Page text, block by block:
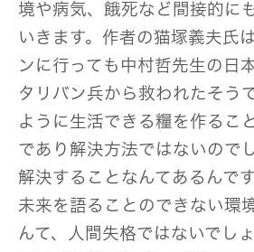
境や病気、餓死など間接的に
いきます。作者の猫塚義夫氏
ンに行っても中村哲先生の日
タリバン兵から救われたそう
ように生活できる糧を作るこ
であり解決方法ではないので
解決することなんてあるんで
未来を語ることのできない環
んて、人間失格ではないでし